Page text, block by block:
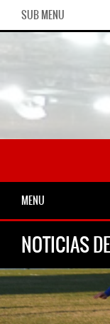
SUB MENU
MENU
NOTICIAS